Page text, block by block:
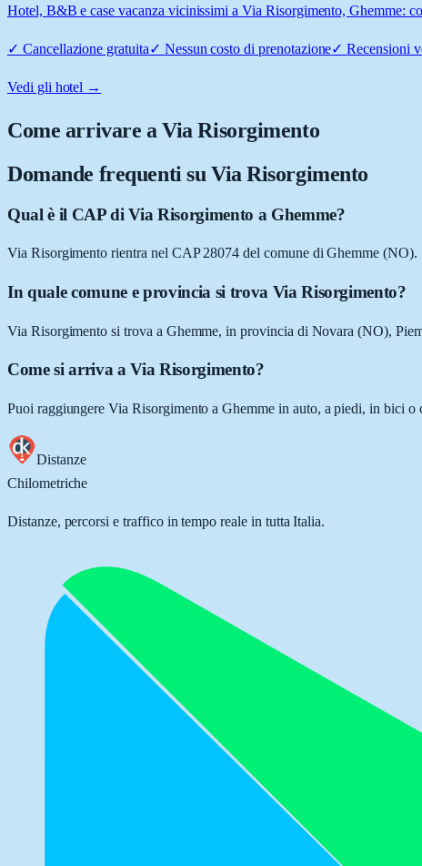
Hotel, B&B e case vacanza vicinissimi a Via Risorgimento, Ghemme:
✓ Cancellazione gratuita✓ Nessun costo di prenotazione✓Recensioni
Vedi gli hotel →
Come arrivare aVia Risorgimento
Domande frequenti su Via Risorgimento
Qual è il CAP di Via Risorgimento a Ghemme?
Via Risorgimento rientra nel CAP 28074 del comune di Ghemme (NO).
In quale comune e provincia si trova Via Risorgimento?
Via Risorgimento si trova a Ghemme, in provincia di Novara (NO),
Come si arriva a Via Risorgimento?
Puoi raggiungere Via Risorgimento a Ghemme in auto, a piedi, in bici
Distanze
Chilometriche
Distanze, percorsi e traffico in tempo reale in tutta Italia.